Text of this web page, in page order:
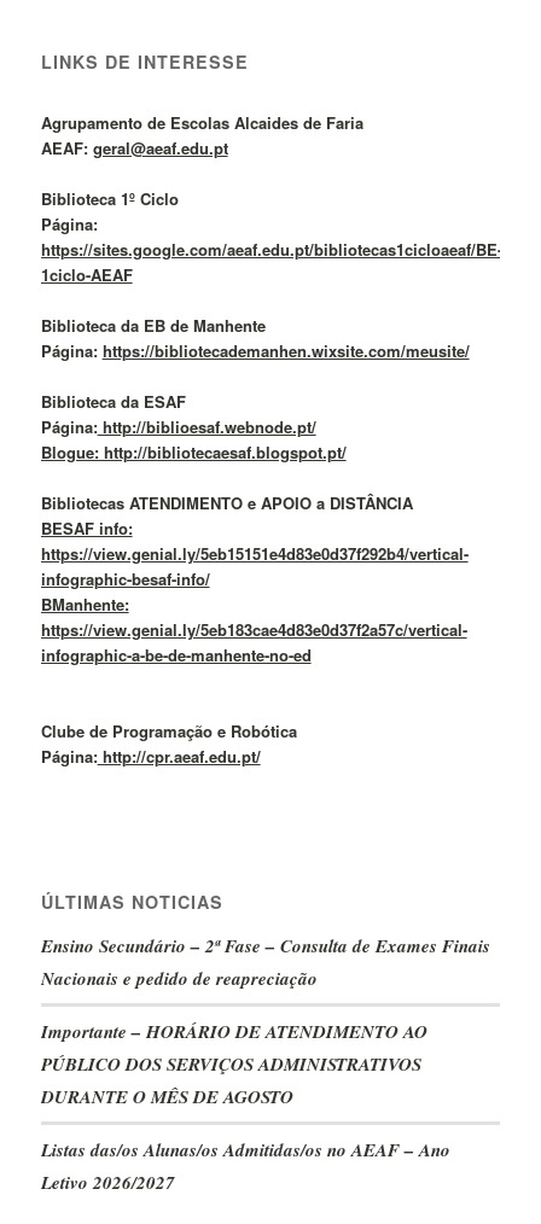
LINKS DE INTERESSE
Agrupamento de Escolas Alcaides de Faria
AEAF: geral@aeaf.edu.pt
Biblioteca 1º Ciclo
Página:
https://sites.google.com/aeaf.edu.pt/bibliotecas1cicloaeaf/BE-
1ciclo-AEAF
Biblioteca da EB de Manhente
Página: https://bibliotecademanhen.wixsite.com/meusite/
Biblioteca da ESAF
Página:http://biblioesaf.webnode.pt/
Blogue: http://bibliotecaesaf.blogspot.pt/
Bibliotecas ATENDIMENTO e APOIO a DISTÂNCIA
BESAF info:
https://view.genial.ly/5eb15151e4d83e0d37f292b4/vertical-
infographic-besaf-info/
BManhente:
https://view.genial.ly/5eb183cae4d83e0d37f2a57c/vertical-
infographic-a-be-de-manhente-no-ed
Clube de Programação e Robótica
Página:http://cpr.aeaf.edu.pt/
ÚLTIMAS NOTICIAS
Ensino Secundário – 2ª Fase – Consulta de Exames Finais
Nacionais e pedido de reapreciação
Importante – HORÁRIO DE ATENDIMENTO AO
PÚBLICO DOS SERVIÇOS ADMINISTRATIVOS
DURANTE O MÊS DE AGOSTO
Listas das/os Alunas/os Admitidas/os no AEAF – Ano
Letivo 2026/2027